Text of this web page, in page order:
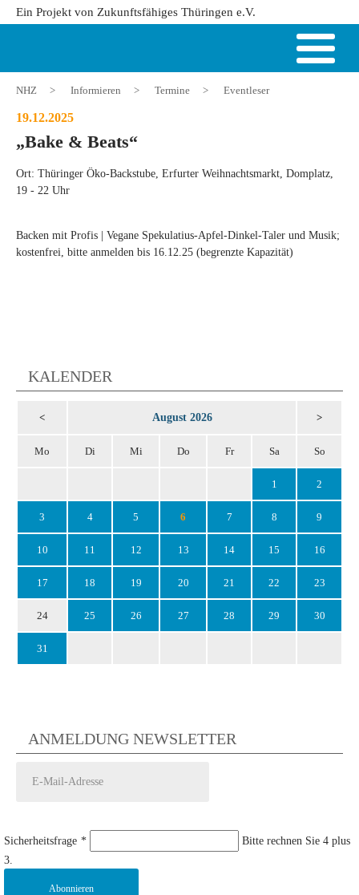
Ein Projekt von Zukunftsfähiges Thüringen e.V.
NHZ > Informieren > Termine > Eventleser
19.12.2025
„Bake & Beats“
Ort: Thüringer Öko-Backstube, Erfurter Weihnachtsmarkt, Domplatz,
19 - 22 Uhr
Backen mit Profis | Vegane Spekulatius-Apfel-Dinkel-Taler und Musik;
kostenfrei, bitte anmelden bis 16.12.25 (begrenzte Kapazität)
KALENDER
< August 2026 >
Mo Di Mi Do Fr Sa So
1 2
3 4 5 6 7 8 9
10 11 12 13 14 15 16
17 18 19 20 21 22 23
24 25 26 27 28 29 30
31
ANMELDUNG NEWSLETTER
Sicherheitsfrage *
Bitte rechnen Sie 4 plus
3.
Abonnieren